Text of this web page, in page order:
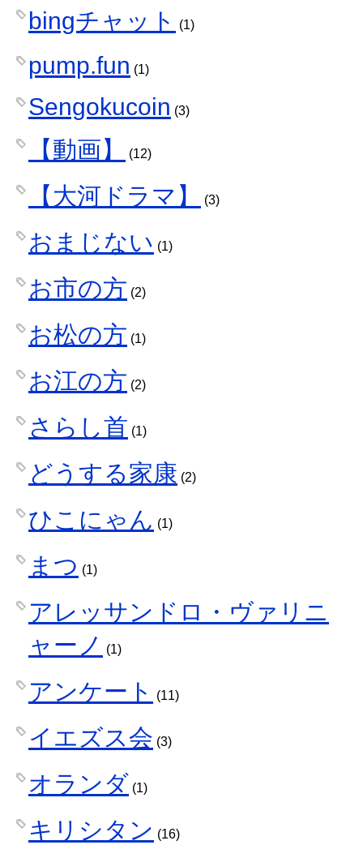
bingチャット (1)
pump.fun (1)
Sengokucoin (3)
【動画】 (12)
【大河ドラマ】 (3)
おまじない (1)
お市の方 (2)
お松の方 (1)
お江の方 (2)
さらし首 (1)
どうする家康 (2)
ひこにゃん (1)
まつ (1)
アレッサンドロ・ヴァリニ
ャーノ
(1)
アンケート (11)
イエズス会 (3)
オランダ (1)
キリシタン (16)